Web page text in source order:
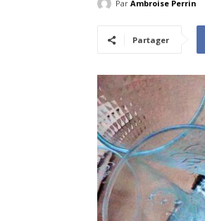
Par Ambroise Perrin
Partager